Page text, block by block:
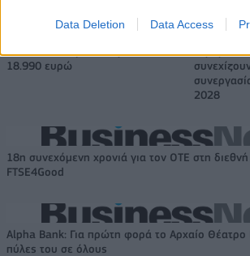
Data Deletion Data Access
18.990 ευρώ
2028
18η συνεχόμενη χρονιά για τον ΟΤΕ στη
FTSE4Good
Alpha Bank: Για πρώτη φορά το Αρχαίο Θέατρο
πύλες του σε όλους